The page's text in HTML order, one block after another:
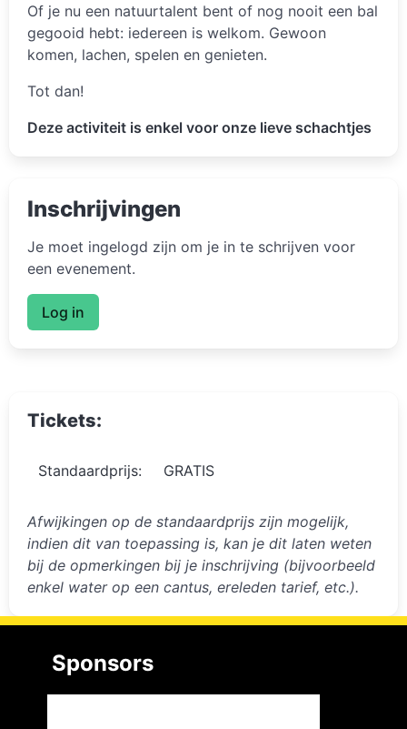
Of je nu een natuurtalent bent of nog nooit een bal
gegooid hebt: iedereen is welkom. Gewoon
komen, lachen, spelen en genieten.
Tot dan!
Deze activiteit is enkel voor onze lieve schachtjes
Inschrijvingen
Je moet ingelogd zijn om je in te schrijven voor
een evenement.
Log in
Tickets:
Standaardprijs: GRATIS
Afwijkingen op de standaardprijs zijn mogelijk,
indien dit van toepassing is, kan je dit laten weten
bij de opmerkingen bij je inschrijving (bijvoorbeeld
enkel water op een cantus, ereleden tarief, etc.).
Sponsors